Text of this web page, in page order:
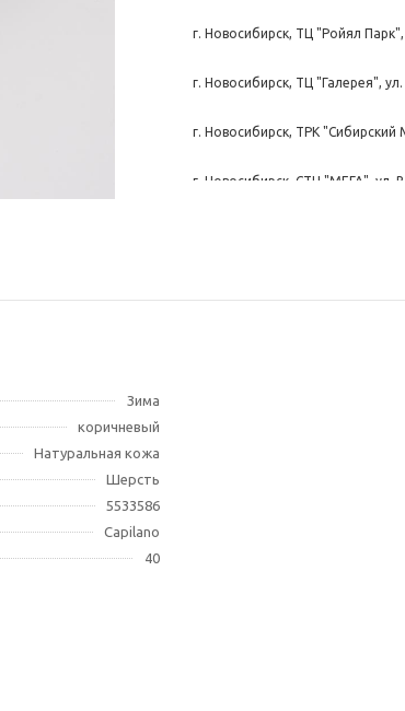
г. Новосибирск, ТЦ "Ройял
г. Новосибирск, ТЦ "Галерея", ул.
г. Новосибирск, ТРК "Сибирский
г. Новосибирск, СТЦ "МЕГА", ул.
Зима
коричневый
Натуральная кожа
Шерсть
5533586
Capilano
40